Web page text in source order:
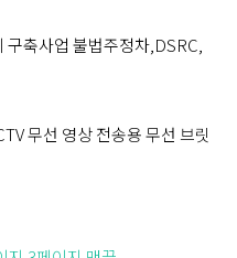
구축사업 불법주정차,DSRC,
무선 영상 전송용 무선 브릿